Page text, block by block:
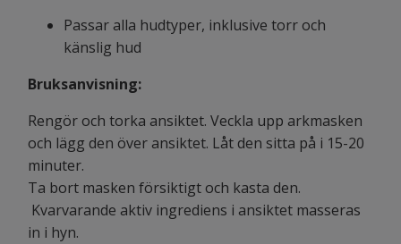
Passar alla hudtyper, inklusive torr och
känslig hud
Bruksanvisning:
Rengör och torka ansiktet. Veckla upp arkmasken
och lägg den över ansiktet. Låt den sitta på i 15-20
minuter.
Ta bort masken försiktigt och kasta den.
Kvarvarande aktiv ingrediens i ansiktet masseras
in i hyn.